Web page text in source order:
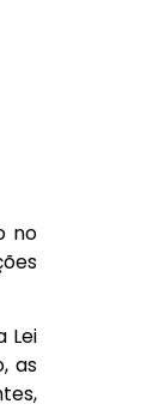
no
Lei
as